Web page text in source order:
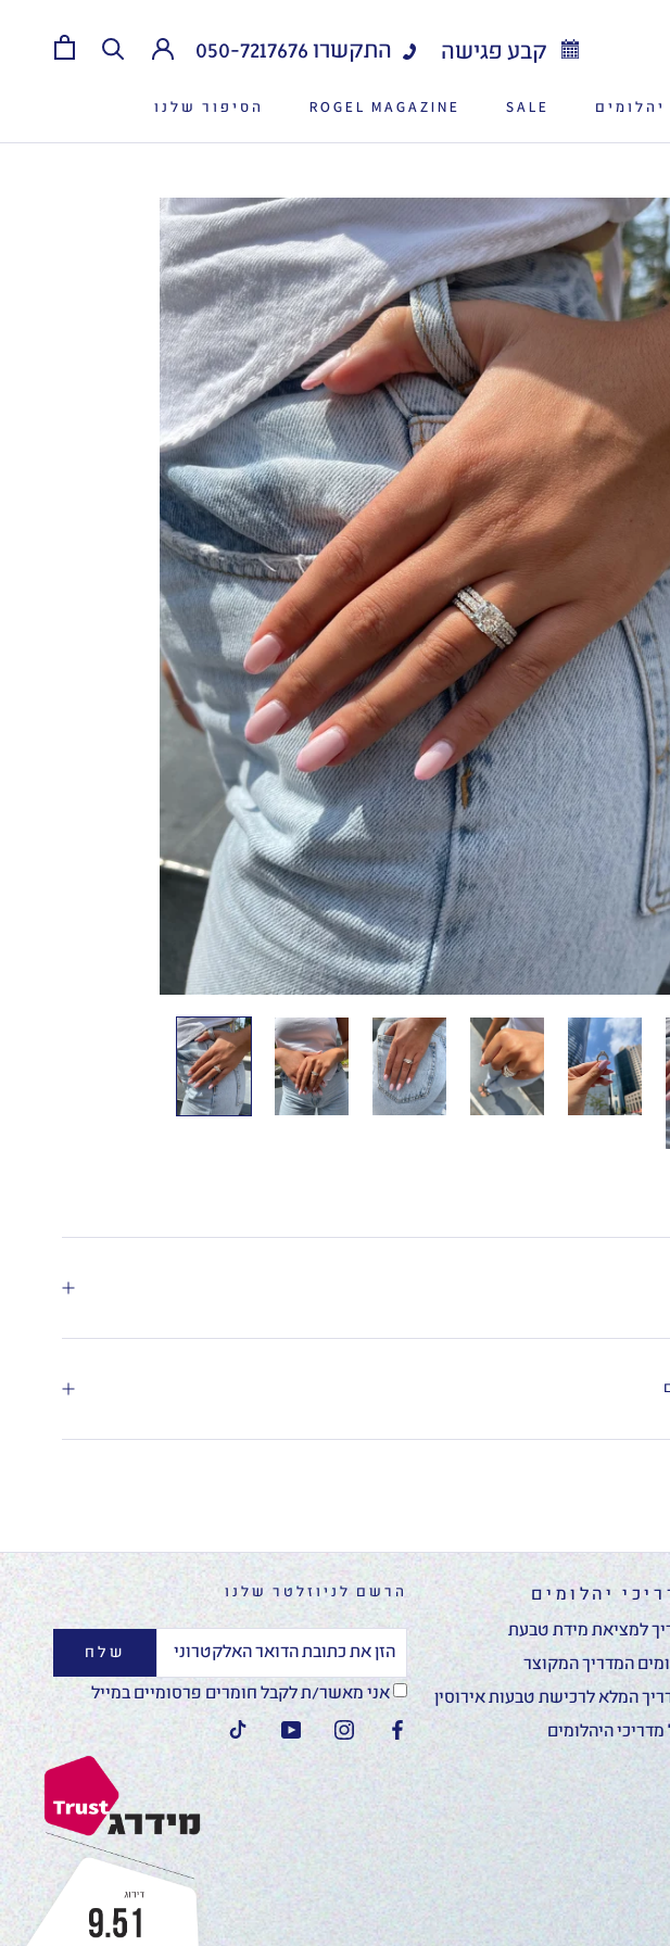
יהלומים
SALE
ROGEL MAGAZINE
הסיפור שלנו
קבע פגישה התקשרו050-7217676
יהלומים
למציאת מידת טבעת
המדריך המקוצר
המלא לרכישת טבעות אירוסין
מדריכי היהלומים
הרשם לניוזלטר שלנו
שלח
אני מאשר/ת לקבל חומרים פרסומיים במייל